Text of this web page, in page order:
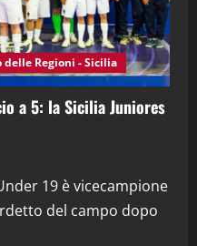
in Podcast Sport News
in Podcast: 27^ Puntata
2026)
in Podcast
in Podcast: 26^ Puntata
delle Regioni - Sicilia
a 5: la Sicilia Juniores
19 è vicecampione
del campo dopo